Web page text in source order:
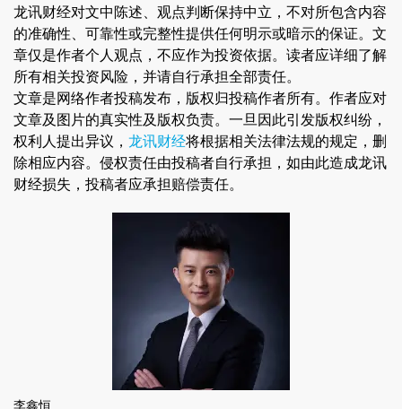
龙讯财经对文中陈述、观点判断保持中立，不对所包含内容
的准确性、可靠性或完整性提供任何明示或暗示的保证。文
章仅是作者个人观点，不应作为投资依据。读者应详细了解
所有相关投资风险，并请自行承担全部责任。
文章是网络作者投稿发布，版权归投稿作者所有。作者应对
文章及图片的真实性及版权负责。一旦因此引发版权纠纷，
权利人提出异议， 龙讯财经将根据相关法律法规的规定，删
除相应内容。侵权责任由投稿者自行承担，如由此造成龙讯
财经损失，投稿者应承担赔偿责任。
李鑫恒